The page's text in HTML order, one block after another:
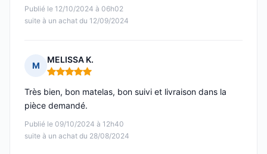
Publié le 12/10/2024 à 06h02
suite à un achat du 12/09/2024
M
MELISSA K.
Note : 5 sur 5
Publié le 09/10/2024 à 12h40
suite à un achat du 28/08/2024
Très bien, bon matelas, bon suivi et livraison dans la
pièce demandé.